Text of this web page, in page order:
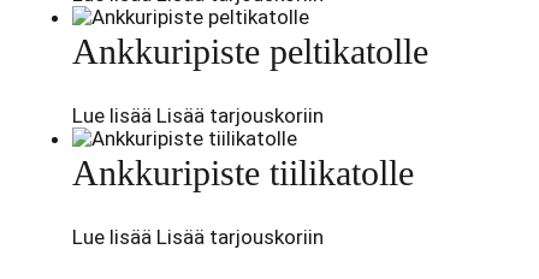
Ankkuripiste peltikatolle
Lue lisää Lisää tarjouskoriin
Ankkuripiste tiilikatolle
Lue lisää Lisää tarjouskoriin